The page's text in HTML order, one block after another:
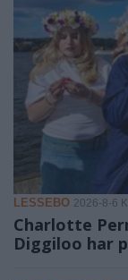
LESSEBO 2026-8-6
Charlotte
Diggiloo har